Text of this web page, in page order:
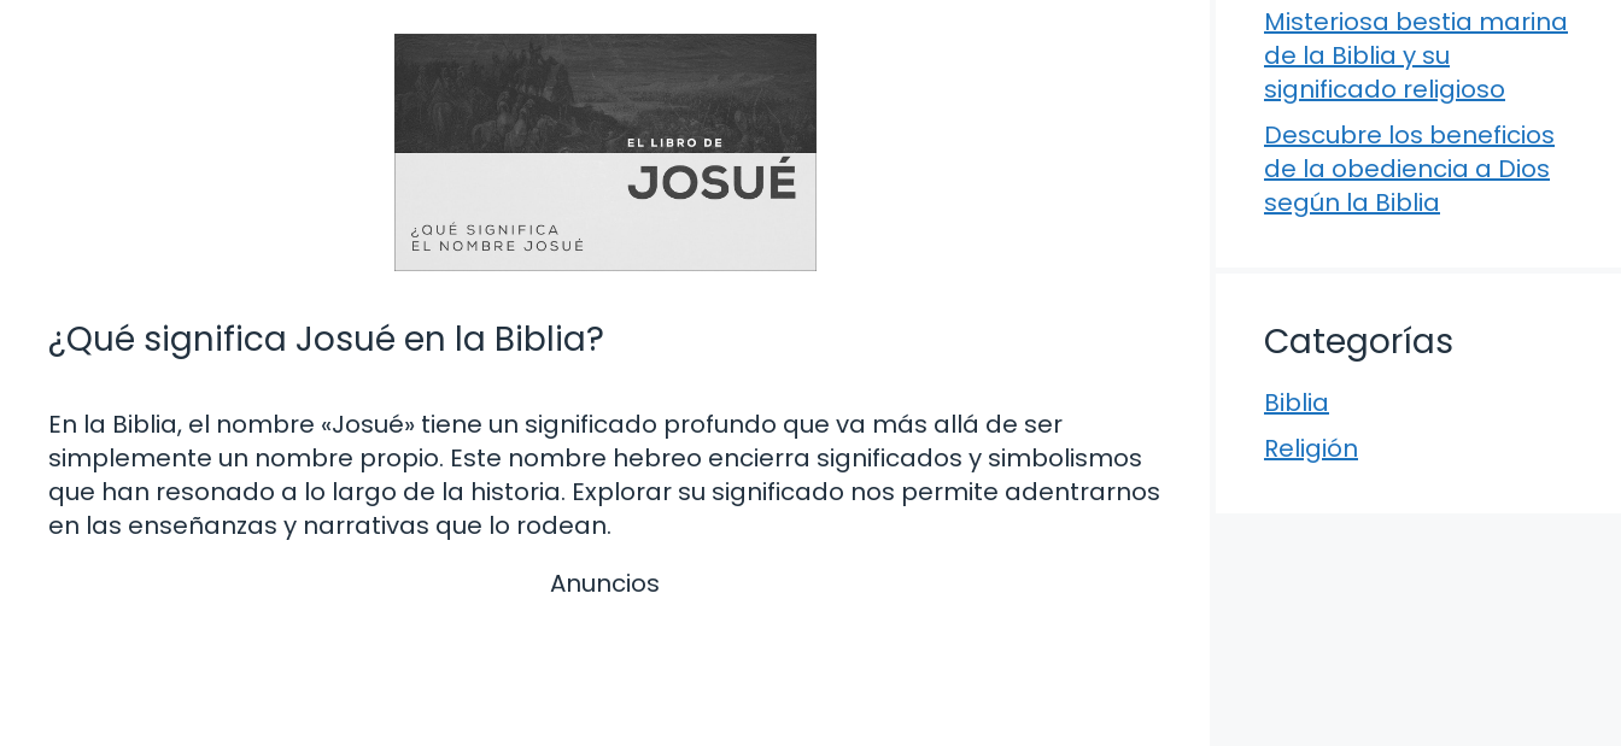
¿Qué significa Josué en la Biblia?
En la Biblia, el nombre «Josué» tiene un significado profundo que va más allá de ser
simplemente un nombre propio. Este nombre hebreo encierra significados y simbolismos
que han resonado a lo largo de la historia. Explorar su significado nos permite adentrarnos
en las enseñanzas y narrativas que lo rodean.
Anuncios
Misteriosa bestia marina
de la Biblia y su
significado religioso
Descubre los beneficios
de la obediencia a Dios
según la Biblia
Categorías
Biblia
Religión